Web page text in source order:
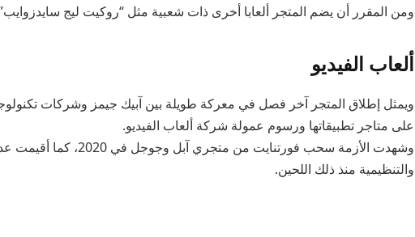
ومن المقرر أن يضم المتجر ألعابا أخرى ذات شعبية مثل “روكيت ليج
ألعاب الفيديو
ويمثل إطلاق المتجر آخر فصل في معركة طويلة بين آبيك جيمز وشركات
على متاجر تطبيقاتها ورسوم عمولة شركة ألعاب الفيديو.
وشهدت الأزمة سحب فورتنايت من
والتنظيمية منذ ذلك اللحين.